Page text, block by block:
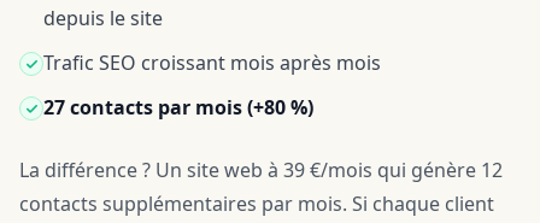
depuis le site
Trafic SEO croissant mois après mois
27 contacts par mois (+80 %)
La différence ? Un site web à 39 €/mois qui génère 12
contacts supplémentaires par mois. Si chaque client